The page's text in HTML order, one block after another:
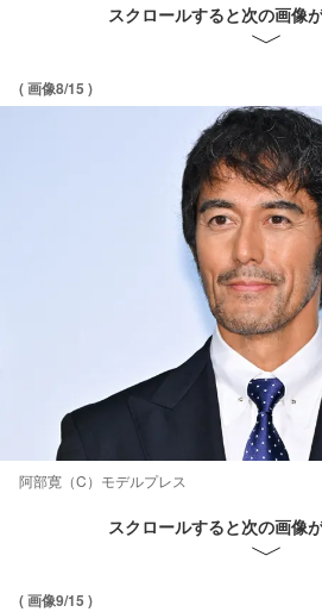
スクロールすると次の画像
( 画像8/15 )
阿部寛（C）モデルプレス
スクロールすると次の画像
( 画像9/15 )